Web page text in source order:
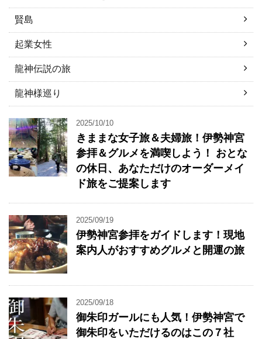
賢島
起業女性
龍神伝説の旅
龍神様巡り
2025/10/10
きままな女子旅＆夫婦旅！伊勢神宮
参拝＆グルメを満喫しよう！ おとな
の休日、あなただけのオーダーメイ
ド旅をご提案します
2025/09/19
伊勢神宮参拝をガイドします！現地
案内人がおすすめグルメと開運の旅
2025/09/18
御朱印ガールにも人気！伊勢神宮で
御朱印をいただけるのはこの７社